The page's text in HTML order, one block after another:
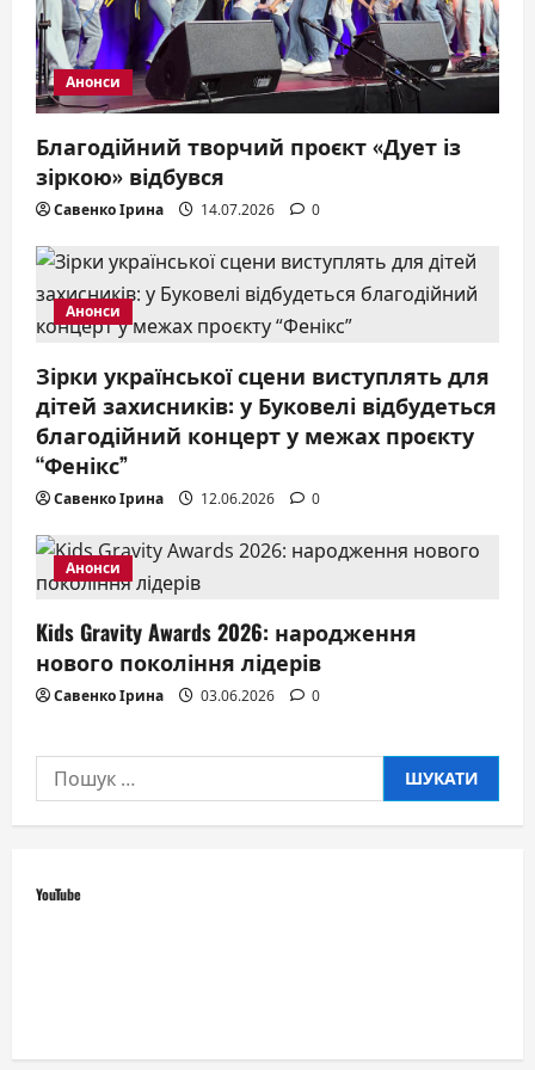
Анонси
Благодійний творчий проєкт «Дует із
зіркою» відбувся
Савенко Ірина 14.07.2026 0
Анонси
Зірки української сцени виступлять для
дітей захисників: у Буковелі відбудеться
благодійний концерт у межах проєкту
“Фенікс”
Савенко Ірина 12.06.2026 0
Анонси
Kids Gravity Awards 2026: народження
нового покоління лідерів
Савенко Ірина 03.06.2026 0
Пошук:
YouTube